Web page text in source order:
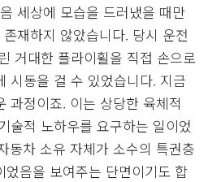
세상에 모습을 드러냈을 때만
존재하지 않았습니다. 당시 운전
거대한 플라이휠을 직접 손으로
시동을 걸 수 있었습니다. 지금
과정이죠. 이는 상당한 육체적
술적 노하우를 요구하는 일이었
동차 소유 자체가 소수의 특권층
었음을 보여주는 단면이기도 합